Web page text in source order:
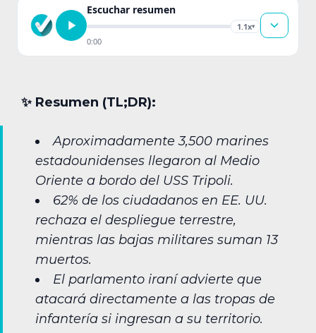
Escuchar resumen
1.1x▾
0:00
✨︎ Resumen (TL;DR):
Aproximadamente 3,500 marines
estadounidenses llegaron al Medio
Oriente a bordo del USS Tripoli.
62% de los ciudadanos en EE. UU.
rechaza el despliegue terrestre,
mientras las bajas militares suman 13
muertos.
El parlamento iraní advierte que
atacará directamente a las tropas de
infantería si ingresan a su territorio.